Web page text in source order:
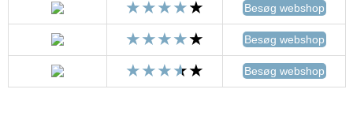
Besøg webshop
Besøg webshop
Besøg webshop